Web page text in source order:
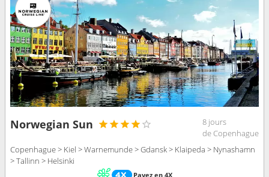
Norwegian Sun
8 jours
de Copenhague
Copenhague > Kiel > Warnemunde > Gdansk > Klaipeda > Nynashamn
> Tallinn > Helsinki
Payez en 4X